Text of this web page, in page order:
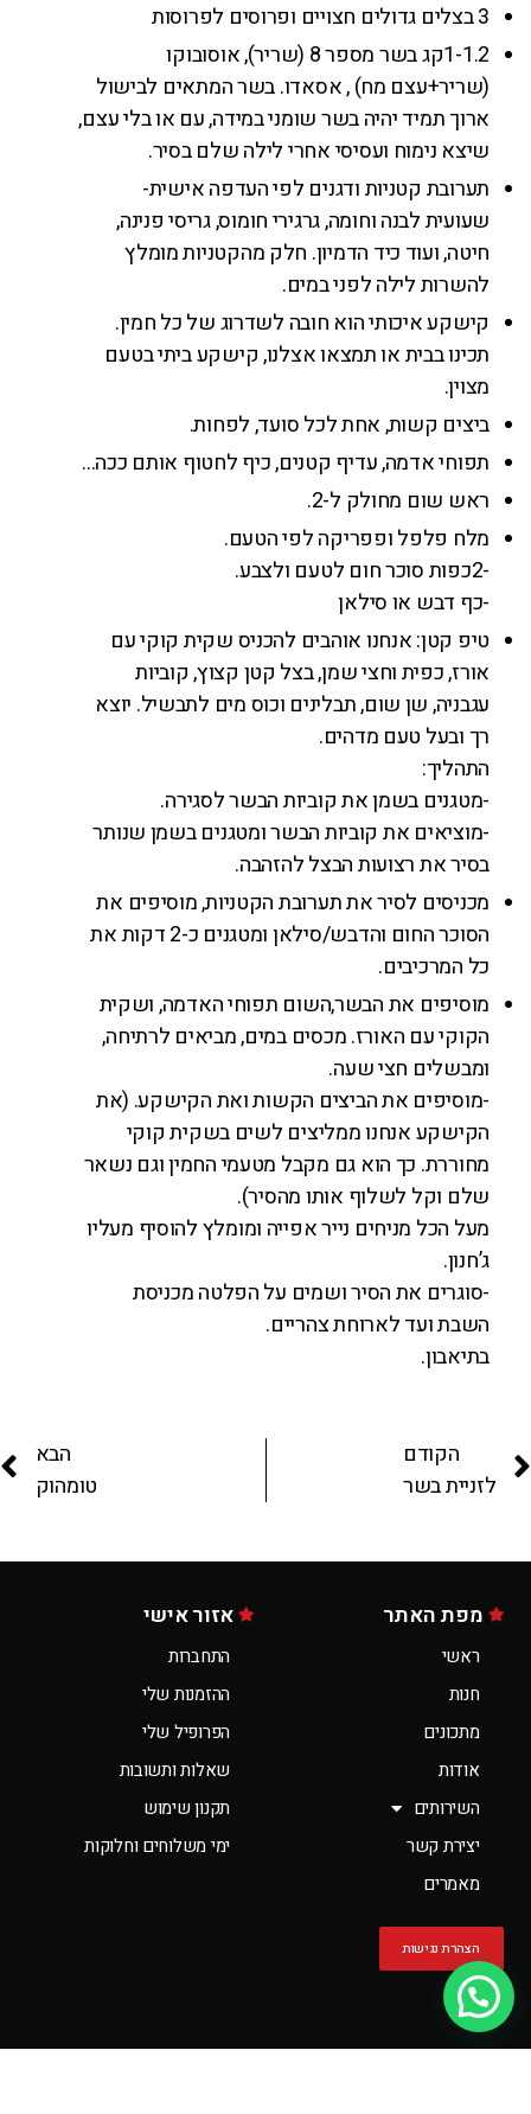
3 בצלים גדולים חצויים ופרוסים לפרוסות
1-1.2קג בשר מספר 8 (שריר), אוסובוקו
(שריר+עצם מח) , אסאדו. בשר המתאים לבישול
ארוך תמיד יהיה בשר שומני במידה, עם או בלי עצם,
שיצא נימוח ועסיסי אחרי לילה שלם בסיר.
תערובת קטניות ודגנים לפי העדפה אישית-
שעועית לבנה וחומה, גרגירי חומוס, גריסי פנינה,
חיטה, ועוד כיד הדמיון. חלק מהקטניות מומלץ
להשרות לילה לפני במים.
קישקע איכותי הוא חובה לשדרוג של כל חמין.
תכינו בבית או תמצאו אצלנו, קישקע ביתי בטעם
מצוין.
ביצים קשות, אחת לכל סועד, לפחות.
תפוחי אדמה, עדיף קטנים, כיף לחטוף אותם ככה…
ראש שום מחולק ל-2.
מלח פלפל ופפריקה לפי הטעם.
-2כפות סוכר חום לטעם ולצבע.
-כף דבש או סילאן
טיפ קטן: אנחנו אוהבים להכניס שקית קוקי עם
אורז, כפית וחצי שמן, בצל קטן קצוץ, קוביות
עגבניה, שן שום, תבלינים וכוס מים לתבשיל. יוצא
רך ובעל טעם מדהים.
התהליך:
-מטגנים בשמן את קוביות הבשר לסגירה.
-מוציאים את קוביות הבשר ומטגנים בשמן שנותר
בסיר את רצועות הבצל להזהבה.
מכניסים לסיר את תערובת הקטניות, מוסיפים את
הסוכר החום והדבש/סילאן ומטגנים כ-2 דקות את
כל המרכיבים.
מוסיפים את הבשר,השום תפוחי האדמה, ושקית
הקוקי עם האורז. מכסים במים, מביאים לרתיחה,
ומבשלים חצי שעה.
-מוסיפים את הביצים הקשות ואת הקישקע. (את
הקישקע אנחנו ממליצים לשים בשקית קוקי
מחוררת. כך הוא גם מקבל מטעמי החמין וגם נשאר
שלם וקל לשלוף אותו מהסיר).
מעל הכל מניחים נייר אפייה ומומלץ להוסיף מעליו
ג’חנון.
-סוגרים את הסיר ושמים על הפלטה מכניסת
השבת ועד לארוחת צהריים.
בתיאבון.
הקודם
לזניית בשר
הבא
טומהוק
מפת האתר
ראשי
חנות
מתכונים
אודות
השירותים
יצירת קשר
מאמרים
הצהרת נגישות
אזור אישי
התחברות
ההזמנות שלי
הפרופיל שלי
שאלות ותשובות
תקנון שימוש
ימי משלוחים וחלוקות